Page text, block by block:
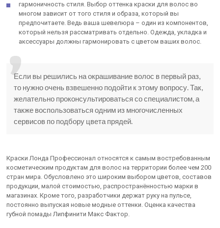
гармоничность стиля. Выбор оттенка краски для волос во
многом зависит от того стиля и образа, который вы
предпочитаете. Ведь ваша шевелюра – один из компонентов,
который нельзя рассматривать отдельно. Одежда, укладка и
аксессуары должны гармонировать с цветом ваших волос.
Если вы решились на окрашивание волос в первый раз,
то нужно очень взвешенно подойти к этому вопросу. Так,
желательно проконсультироваться со специалистом, а
также воспользоваться одним из многочисленных
сервисов по подбору цвета прядей.
Краски Лонда Профессионал относятся к самым востребованным
косметическим продуктам для волос на территории более чем 200
стран мира. Обусловлено это широким выбором цветов, составов
продукции, малой стоимостью, распространённостью марки в
магазинах. Кроме того, разработчики держат руку на пульсе,
постоянно выпуская новые модные оттенки. Оценка качества
губной помады Липфинити Макс Фактор.